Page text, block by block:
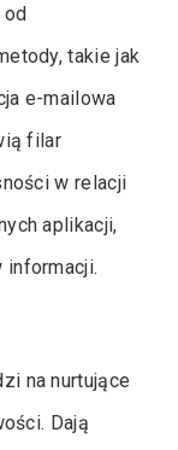
od
takie jak
e-mailowa
filar
w relacji
aplikacji,
informacji.
na nurtujące
Dają